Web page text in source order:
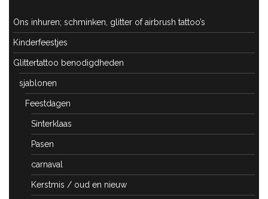
Ons inhuren; schminken, glitter of airbrush tattoo’s
Kinderfeestjes
Glittertattoo benodigdheden
sjablonen
Feestdagen
Sinterklaas
Pasen
carnaval
Kerstmis / oud en nieuw